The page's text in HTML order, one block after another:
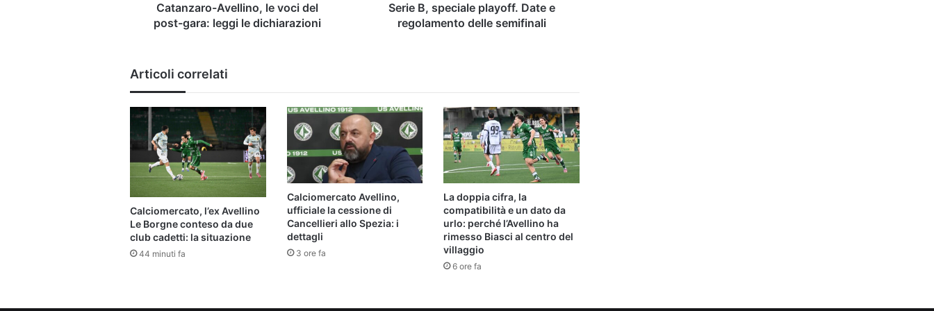
dichiarazioni
Catanzaro-Avellino, le voci del
post-gara: leggi le dichiarazioni
Serie B, speciale playoff. Date e
regolamento delle semifinali
Articoli correlati
Calciomercato, l’ex Avellino
Le Borgne conteso da due
club cadetti: la situazione
44 minuti fa
Calciomercato Avellino,
ufficiale la cessione di
Cancellieri allo Spezia: i
dettagli
3 ore fa
La doppia cifra, la
compatibilità e un dato da
urlo: perché l’Avellino ha
rimesso Biasci al centro del
villaggio
6 ore fa